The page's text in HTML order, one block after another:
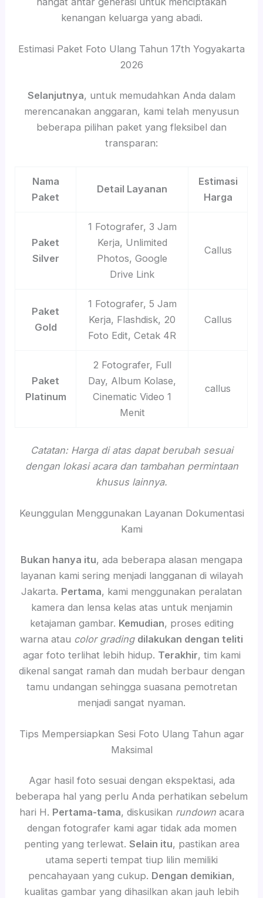
kenangan keluarga yang abadi.
Estimasi Paket Foto Ulang Tahun 17th Yogyakarta
2026
Selanjutnya, untuk memudahkan Anda dalam
merencanakan anggaran, kami telah menyusun
beberapa pilihan paket yang fleksibel dan
transparan:
Nama
Paket
Detail Layanan
Estimasi
Harga
Paket
Silver
1 Fotografer, 3 Jam
Kerja, Unlimited
Photos, Google
Drive Link
Callus
Paket
Gold
1 Fotografer, 5 Jam
Kerja, Flashdisk, 20
Foto Edit, Cetak 4R
Callus
Paket
Platinum
2 Fotografer, Full
Day, Album Kolase,
Cinematic Video 1
Menit
callus
Catatan: Harga di atas dapat berubah sesuai
dengan lokasi acara dan tambahan permintaan
khusus lainnya.
Keunggulan Menggunakan Layanan Dokumentasi
Kami
Bukan hanya itu, ada beberapa alasan mengapa
layanan kami sering menjadi langganan di wilayah
Jakarta. Pertama, kami menggunakan peralatan
kamera dan lensa kelas atas untuk menjamin
ketajaman gambar. Kemudian, proses editing
warna atau color grading dilakukan dengan teliti
agar foto terlihat lebih hidup. Terakhir, tim kami
dikenal sangat ramah dan mudah berbaur dengan
tamu undangan sehingga suasana pemotretan
menjadi sangat nyaman.
Tips Mempersiapkan Sesi Foto Ulang Tahun agar
Maksimal
Agar hasil foto sesuai dengan ekspektasi, ada
beberapa hal yang perlu Anda perhatikan sebelum
hari H. Pertama-tama, diskusikan rundownacara
dengan fotografer kami agar tidak ada momen
penting yang terlewat. Selain itu, pastikan area
utama seperti tempat tiup lilin memiliki
pencahayaan yang cukup. Dengan demikian,
kualitas gambar yang dihasilkan akan jauh lebih